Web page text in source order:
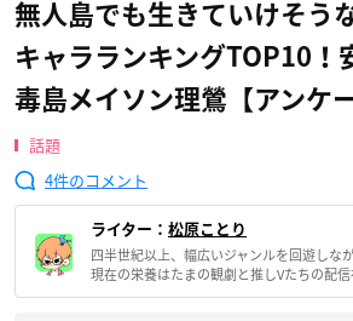
無人島でも生きていけそう
キャラランキングTOP10！
毒島メイソン理鶯【アンケ
話題
4
ライター： 松原ことり
四半世紀以上、幅広いジャンルを回遊しな
現在の栄養はたまの観劇と推しVたちの配信